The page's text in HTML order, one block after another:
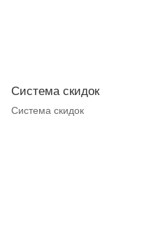
Система скидок
Система скидок